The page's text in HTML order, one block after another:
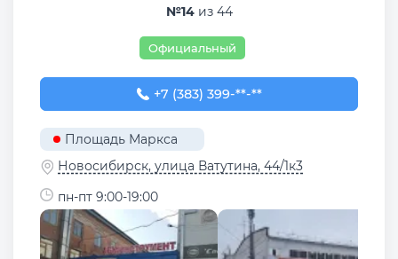
№14из 44
Официальный
+7 (383) 399-01-09
+7 (383) 399-**-**
Площадь Маркса
Новосибирск, улица Ватутина, 44/1к3
пн-пт 9:00-19:00